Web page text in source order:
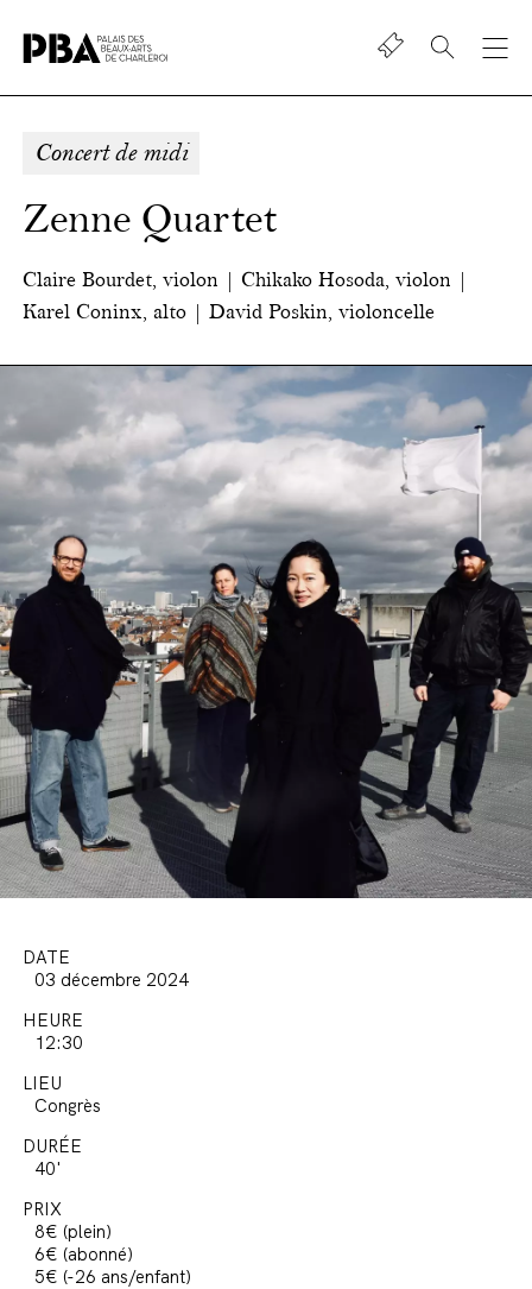
beaux-
de
Charleroi
Shop
Concert de midi
Zenne Quartet
Claire Bourdet, violon | Chikako Hosoda, violon |
Karel Coninx, alto | David Poskin, violoncelle
DATE
03 décembre 2024
HEURE
12:30
LIEU
Congrès
DURÉE
40'
PRIX
8€ (plein)
6€ (abonné)
5€ (-26 ans/enfant)